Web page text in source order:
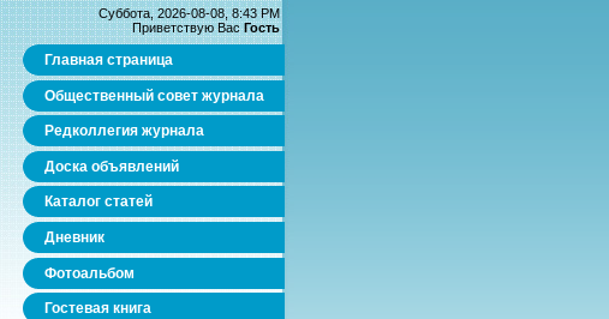
Суббота, 2026-08-08, 8:43 PM
Приветствую Вас Гость
Главная страница
Общественный совет журнала
Редколлегия журнала
Доска объявлений
Каталог статей
Дневник
Фотоальбом
Гостевая книга